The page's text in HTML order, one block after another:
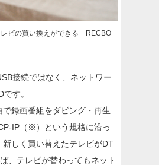
レビの買い換えができる「RECBO
接続ではなく、ネットワー
す。
で録画番組をダビング・再生
IP（※）という規格に沿っ
新しく買い替えたテレビがDT
、テレビが替わってもネット